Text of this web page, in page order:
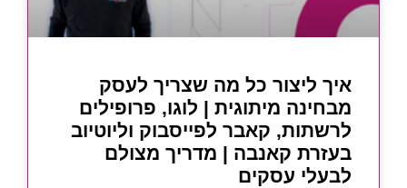
איך ליצור כל מה שצריך לעסק
מבחינה מיתוגית | לוגו, פרופילים
לרשתות, קאבר לפייסבוק וליוטיוב
בעזרת קאנבה | מדריך מצולם
לבעלי עסקים